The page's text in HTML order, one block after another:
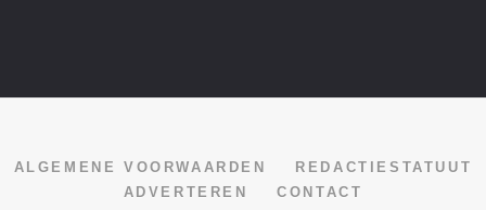
ALGEMENE VOORWAARDEN
REDACTIESTATUUT
ADVERTEREN
CONTACT